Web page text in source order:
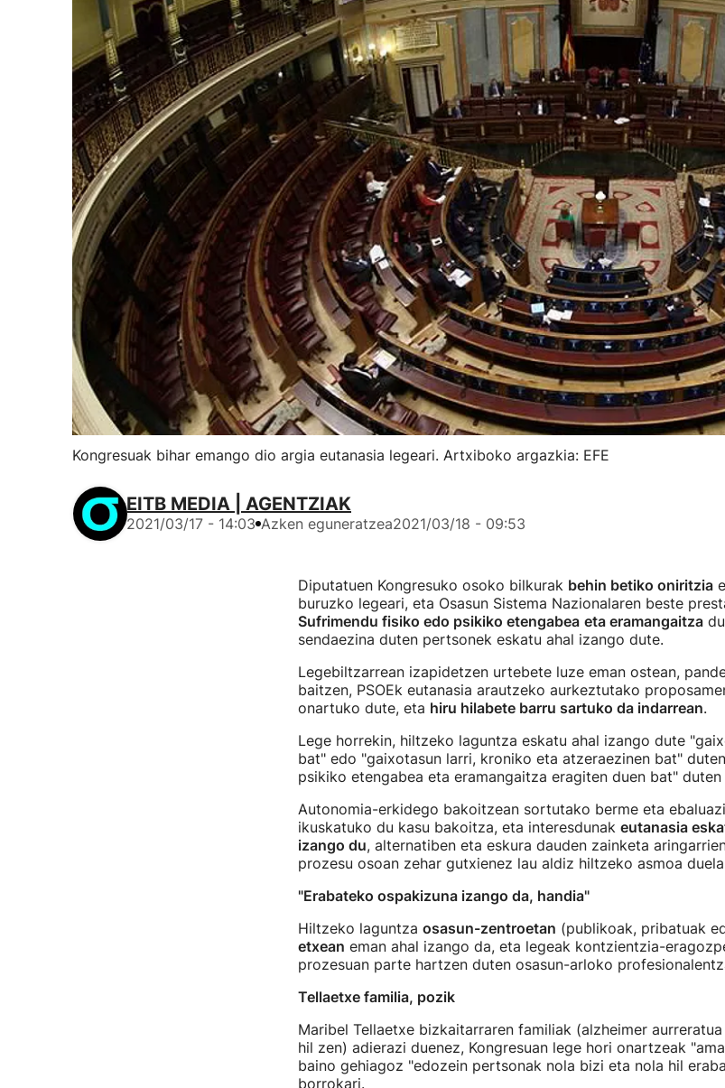
Kongresuak bihar emango dio argia eutanasia legeari. Artxiboko argazkia: EFE
EITB MEDIA | AGENTZIAK
2021/03/17 - 14:03 Azken eguneratzea2021/03/18 - 09:53
Diputatuen Kongresuko osoko bilkurak behin betiko oniritzia
buruzko legeari, eta Osasun Sistema Nazionalaren beste
Sufrimendu fisiko edo psikiko etengabea eta eramangaitza
sendaezina duten pertsonek eskatu ahal izango dute.
Legebiltzarrean izapidetzen urtebete luze eman ostean,
baitzen, PSOEk eutanasia arautzeko aurkeztutako
onartuko dute, eta hiru hilabete barru sartuko da indarrean.
Lege horrekin, hiltzeko laguntza eskatu ahal izango dute
bat" edo "gaixotasun larri, kroniko eta atzeraezinen bat"
psikiko etengabea eta eramangaitza eragiten duen bat"
Autonomia-erkidego bakoitzean sortutako berme eta
ikuskatuko du kasu bakoitza, eta interesdunak eutanasia
izango du, alternatiben eta eskura dauden zainketa
prozesu osoan zehar gutxienez lau aldiz hiltzeko asmoa
"Erabateko ospakizuna izango da, handia"
Hiltzeko laguntza osasun-zentroetan (publikoak, pribatuak
etxean eman ahal izango da, eta legeak kontzientzia-
prozesuan parte hartzen duten osasun-arloko
Tellaetxe familia, pozik
Maribel Tellaetxe bizkaitarraren familiak (alzheimer
hil zen) adierazi duenez, Kongresuan lege hori onartzeak
baino gehiagoz "edozein pertsonak nola bizi eta nola hil
borrokari.